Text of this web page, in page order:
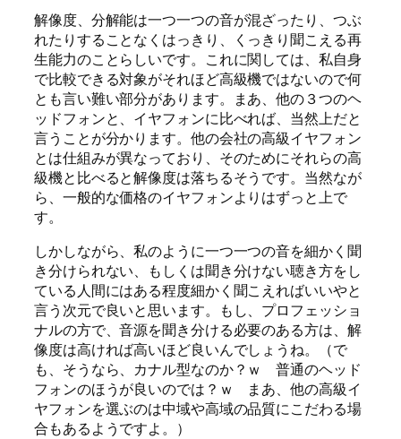
解像度、分解能は一つ一つの音が混ざったり、つぶ
れたりすることなくはっきり、くっきり聞こえる再
生能力のことらしいです。これに関しては、私自身
で比較できる対象がそれほど高級機ではないので何
とも言い難い部分があります。まあ、他の３つのヘ
ッドフォンと、イヤフォンに比べれば、当然上だと
言うことが分かります。他の会社の高級イヤフォン
とは仕組みが異なっており、そのためにそれらの高
級機と比べると解像度は落ちるそうです。当然なが
ら、一般的な価格のイヤフォンよりはずっと上で
す。
しかしながら、私のように一つ一つの音を細かく聞
き分けられない、もしくは聞き分けない聴き方をし
ている人間にはある程度細かく聞こえればいいやと
言う次元で良いと思います。もし、プロフェッショ
ナルの方で、音源を聞き分ける必要のある方は、解
像度は高ければ高いほど良いんでしょうね。（で
も、そうなら、カナル型なのか？ｗ 普通のヘッド
フォンのほうが良いのでは？ｗ まあ、他の高級イ
ヤフォンを選ぶのは中域や高域の品質にこだわる場
合もあるようですよ。）